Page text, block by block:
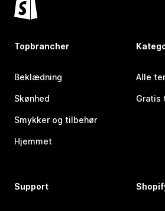
Topbrancher
Beklædning
Skønhed
Smykker og tilbehør
Hjemmet
Alle
Gratis
Support